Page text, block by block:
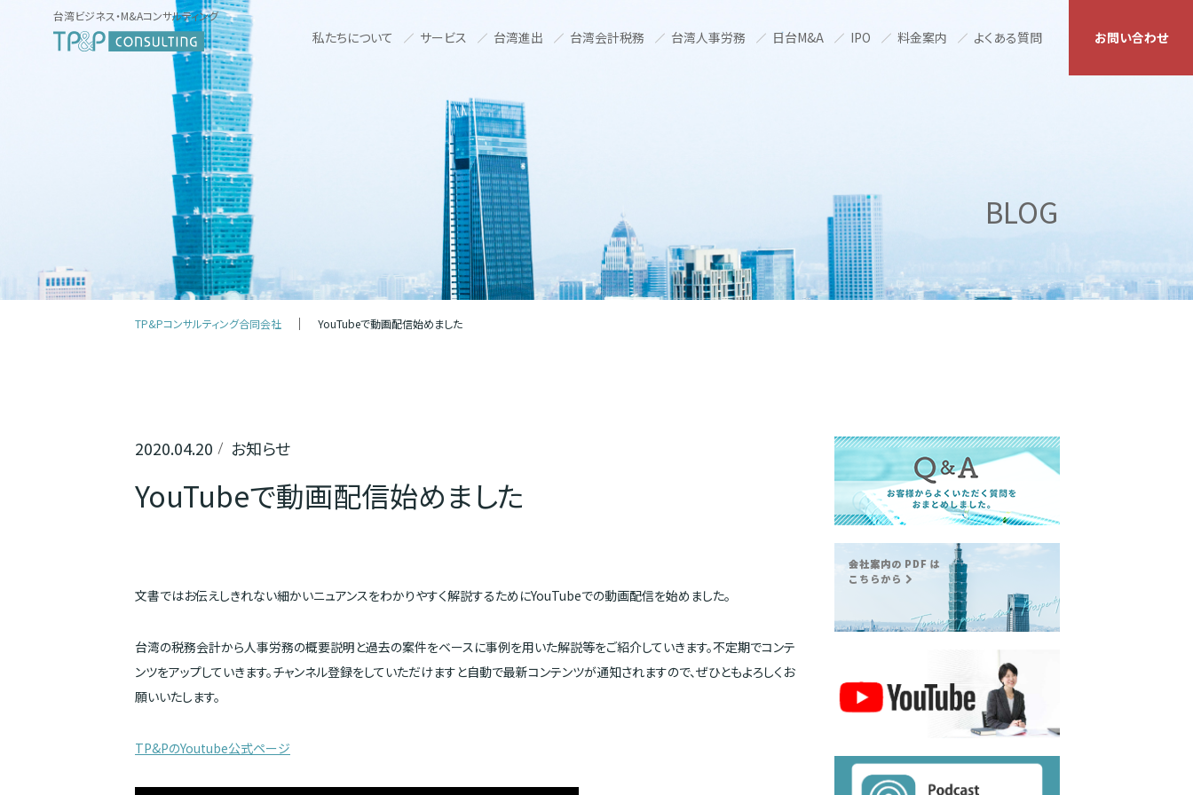
台湾ビジネス・M&Aコンサルティング
私たちについて サービス 台湾進出 台湾会計税務 台湾人事労務 日台M&A IPO 料金案内 よくある質問 お問い合わせ
BLOG
TP&Pコンサルティング合同会社 YouTubeで動画配信始めました
2020.04.20 お知らせ
YouTubeで動画配信始めました
文書ではお伝えしきれない細かいニュアンスをわかりやすく解説するためにYouTubeでの動画配信を始めました。
台湾の税務会計から人事労務の概要説明と過去の案件をベースに事例を用いた解説等をご紹介していきます。不定期でコンテ
ンツをアップしていきます。チャンネル登録をしていただけますと自動で最新コンテンツが通知されますので、ぜひともよろしくお
願いいたします。
TP&PのYoutube公式ページ